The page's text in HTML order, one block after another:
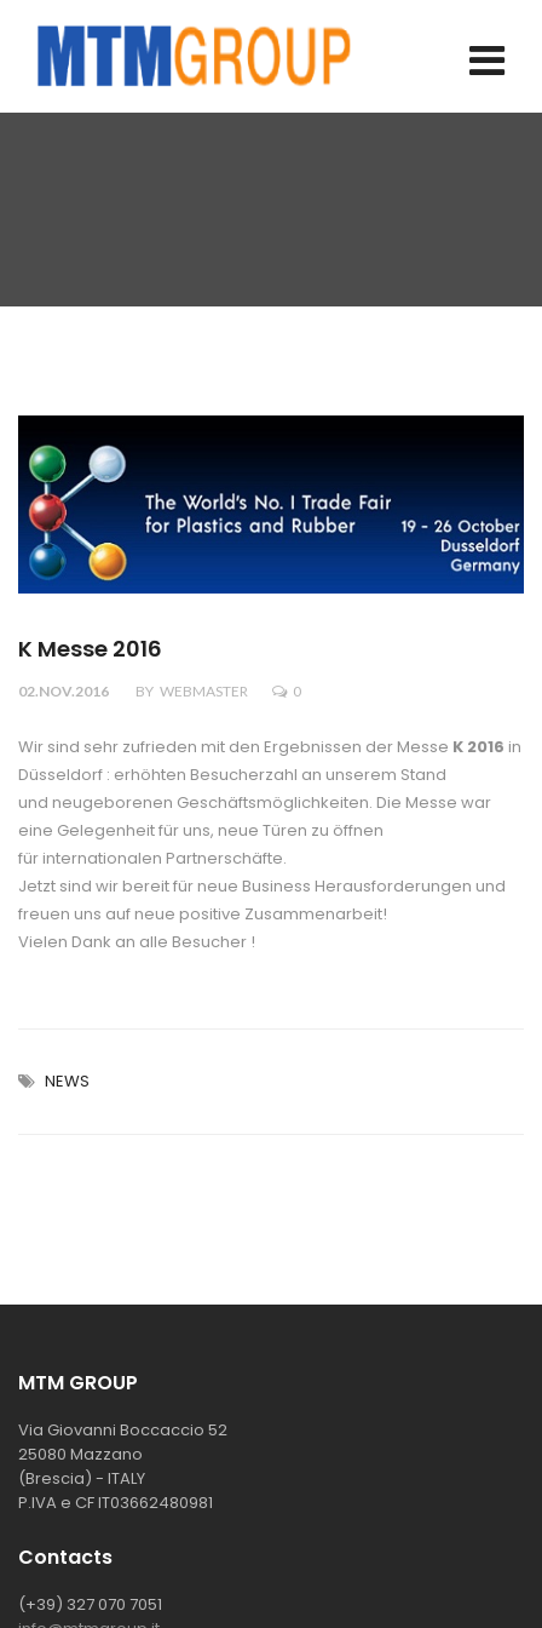
K Messe 2016
02.NOV.2016 BY WEBMASTER 0
Wir sind sehr zufrieden mit den Ergebnissen der Messe K 2016 in
Düsseldorf : erhöhten Besucherzahl an unserem Stand
und neugeborenen Geschäftsmöglichkeiten. Die Messe war
eine Gelegenheit für uns, neue Türen zu öffnen
für internationalen Partnerschäfte.
Jetzt sind wir bereit für neue Business Herausforderungen und
freuen uns auf neue positive Zusammenarbeit!
Vielen Dank an alle Besucher !
NEWS
MTM GROUP
Via Giovanni Boccaccio 52
25080 Mazzano
(Brescia) - ITALY
P.IVA e CF IT03662480981
Contacts
(+39) 327 070 7051